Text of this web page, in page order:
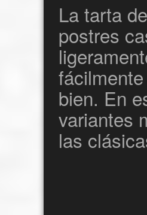
La tarta
postres
bien. En
variantes
las